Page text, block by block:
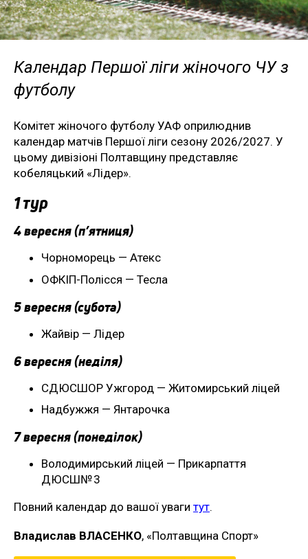
Календар Першої ліги жіночого ЧУ з
футболу
Комітет жіночого футболу УАФ оприлюднив
календар матчів Першої ліги сезону 2026/2027. У
цьому дивізіоні Полтавщину представляє
кобеляцький «Лідер».
1 тур
4 вересня (п’ятниця)
Чорноморець — Атекс
ОФКІП-Полісся — Тесла
5 вересня (субота)
Жайвір — Лідер
6 вересня (неділя)
СДЮСШОР Ужгород — Житомирський ліцей
Надбужжя — Янтарочка
7 вересня (понеділок)
Володимирський ліцей — Прикарпаття
ДЮСШ№ 3
Повний календар до вашої уваги тут.
Владислав ВЛАСЕНКО, «Полтавщина Спорт»